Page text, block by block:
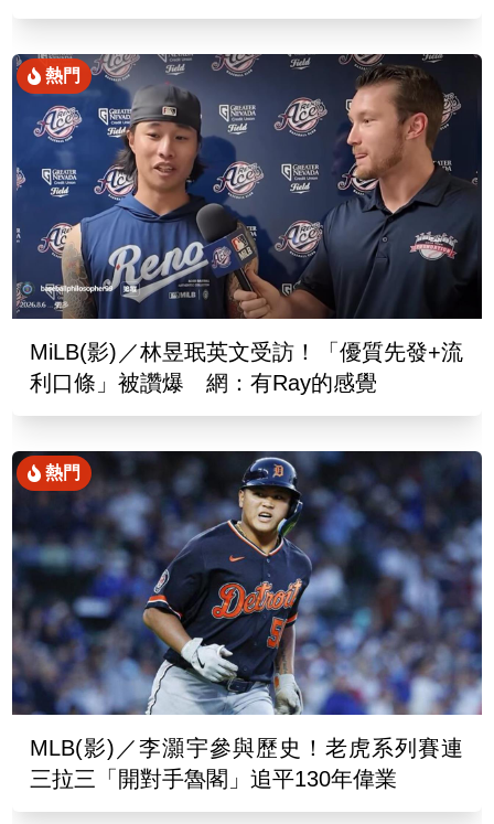
熱門
MiLB(影)／林昱珉英文受訪！「優質先發+流
利口條」被讚爆 網：有Ray的感覺
熱門
MLB(影)／李灝宇參與歷史！老虎系列賽連
三拉三「開對手魯閣」追平130年偉業